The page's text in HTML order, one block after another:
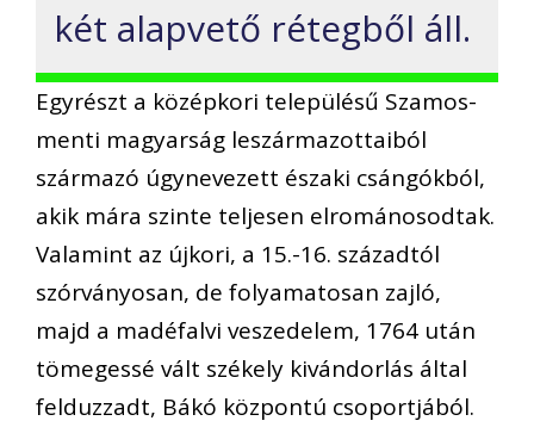
két alapvető rétegből áll.
Egyrészt a középkori településű Szamos-
menti magyarság leszármazottaiból
származó úgynevezett északi csángókból,
akik mára szinte teljesen elrománosodtak.
Valamint az újkori, a 15.-16. századtól
szórványosan, de folyamatosan zajló,
majd a madéfalvi veszedelem, 1764 után
tömegessé vált székely kivándorlás által
felduzzadt, Bákó központú csoportjából.